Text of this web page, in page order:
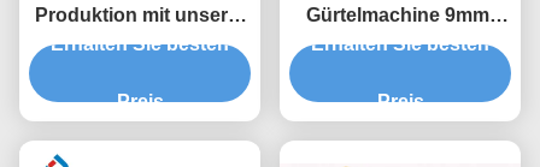
Produktion mit unserer
hochleistungsfähigen
Erhalten Sie besten
Preis
Gürtelmachine 9mm-
Gürtelbandmachine
Erhalten Sie besten
Preis